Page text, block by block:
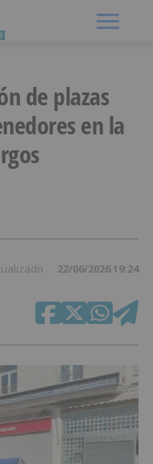
de plazas
en la
22/06/2026 19:24